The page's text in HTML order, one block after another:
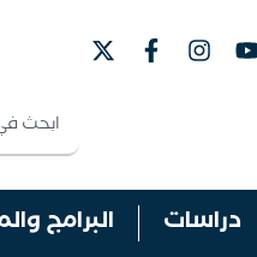
دراسات البرامج